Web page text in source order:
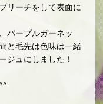
リーチをして表面に
パープルガーネッ
と毛先は色味は一緒
ジュにしました！